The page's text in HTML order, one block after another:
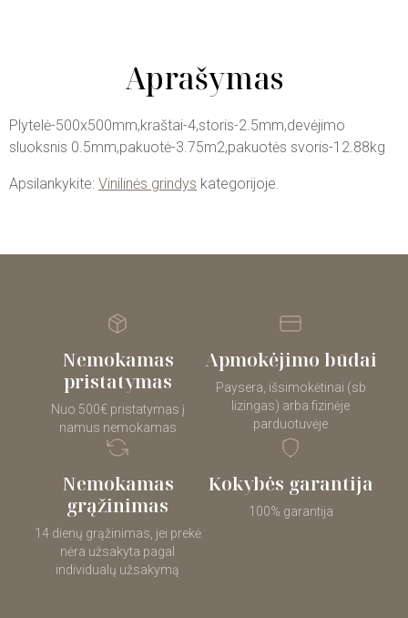
Aprašymas
Plytelė-500x500mm,kraštai-4,storis-2.5mm,devėjimo
sluoksnis 0.5mm,pakuotė-3.75m2,pakuotės svoris-12.88kg
Apsilankykite: Vinilinės grindys kategorijoje.
Nemokamas
pristatymas
Nuo 500€ pristatymas į
namus nemokamas
Apmokėjimo būdai
Paysera, išsimokėtinai (sb
lizingas) arba fizinėje
parduotuvėje
Nemokamas
grąžinimas
14 dienų grąžinimas, jei prekė
nėra užsakyta pagal
individualų užsakymą
Kokybės garantija
100% garantija